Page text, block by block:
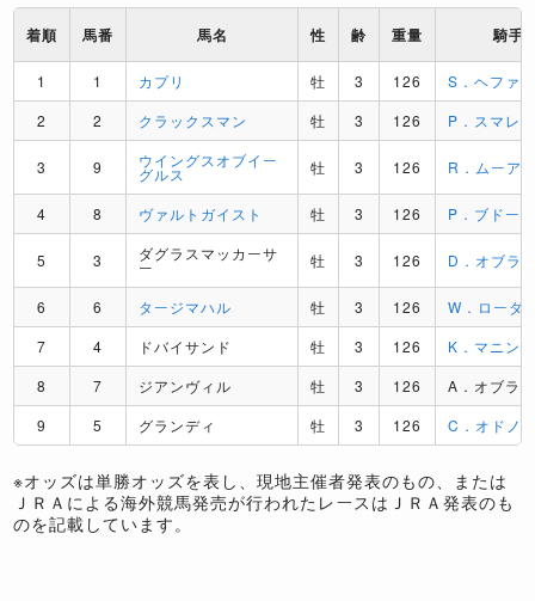
着順 馬番 馬名 性 齢 重量 騎手
1 1 カプリ 牡 3 126
S．ヘファ
2
2 クラックスマン 牡 3 126 P．スマレ
3 9 ウイングスオブイー
グルス 牡 3 126 R．ムーア
4 8 ヴァルトガイスト 牡 3 126 P．ブドー
5 3 ダグラスマッカーサ
ー 牡 3 126 D．オブラ
6 6 タージマハル 牡 3 126
W．ローダ
7
4 ドバイサンド 牡 3 126
K．マニン
8
7 ジアンヴィル 牡 3 126
A．オブラ
9
5 グランディ 牡 3 126 C．オドノ
※オッズは単勝オッズを表し、現地主催者発表のもの、または
ＪＲＡによる海外競馬発売が行われたレースはＪＲＡ発表のも
のを記載しています。